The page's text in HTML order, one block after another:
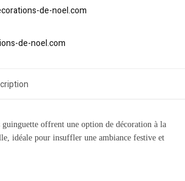
guinguette offrent une option de décoration à la
idéale pour insuffler une ambiance festive et